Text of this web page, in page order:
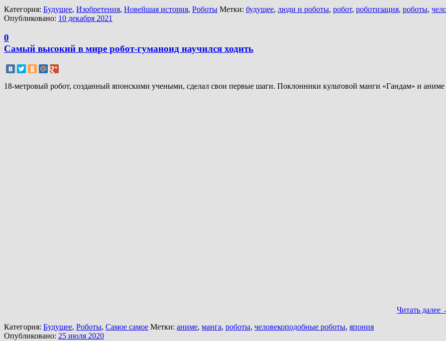
Категория: Будущее, Изобретения, Новейшая история, Роботы Метки: будущее, люди и роботы, робот, роботизация, роботы,
Опубликовано: 10 декабря 2021
0
Самый высокий в мире робот-гуманоид научился ходить
18-метровый робот, созданный японскими учеными, сделал свои первые шаги. Поклонники культовой манги «Гандам» и
Читать далее
Категория: Будущее, Роботы, Самое самое Метки: аниме, манга, роботы, человекоподобные роботы, япония
Опубликовано: 25 июля 2020